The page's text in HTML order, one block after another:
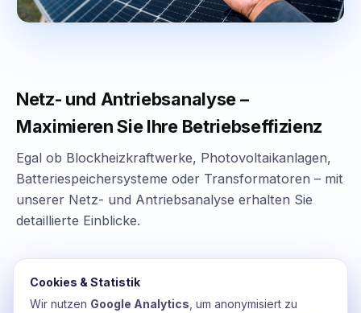
Netz- und Antriebsanalyse –
Maximieren Sie Ihre Betriebseffizienz
Egal ob Blockheizkraftwerke, Photovoltaikanlagen,
Batteriespeichersysteme oder Transformatoren – mit
unserer Netz- und Antriebsanalyse erhalten Sie
detaillierte Einblicke.
Cookies & Statistik
Wir nutzen Google Analytics , um anonymisiert zu